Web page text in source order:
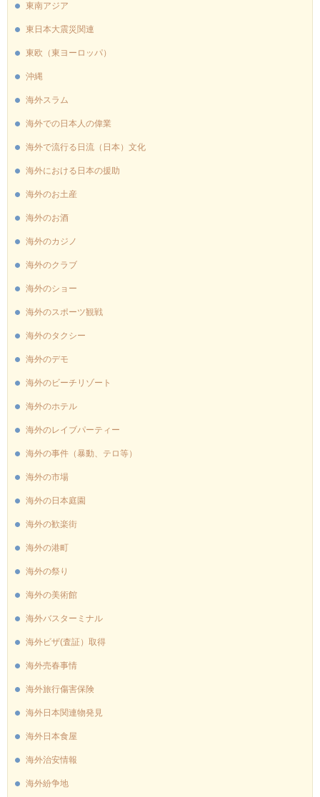
東南アジア
東日本大震災関連
東欧（東ヨーロッパ）
沖縄
海外スラム
海外での日本人の偉業
海外で流行る日流（日本）文化
海外における日本の援助
海外のお土産
海外のお酒
海外のカジノ
海外のクラブ
海外のショー
海外のスポーツ観戦
海外のタクシー
海外のデモ
海外のビーチリゾート
海外のホテル
海外のレイブパーティー
海外の事件（暴動、テロ等）
海外の市場
海外の日本庭園
海外の歓楽街
海外の港町
海外の祭り
海外の美術館
海外バスターミナル
海外ビザ(査証）取得
海外売春事情
海外旅行傷害保険
海外日本関連物発見
海外日本食屋
海外治安情報
海外紛争地